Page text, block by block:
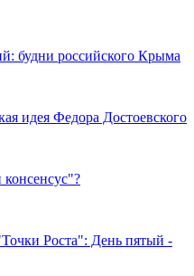
будни российского Крыма
идея Федора Достоевского
Роста": День пятый -